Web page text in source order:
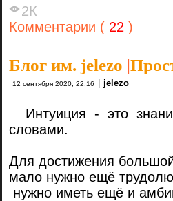
2К
Комментарии ( 22 )
Блог им. jelezo |
12 сентября 2020, 22:16 jelezo
Интуиция - это
словами.
Для достижения
мало нужно ещё
нужно иметь ещё и